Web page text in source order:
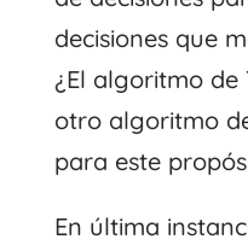
decisiones que
¿El algoritmo
otro algoritmo
para este
En última